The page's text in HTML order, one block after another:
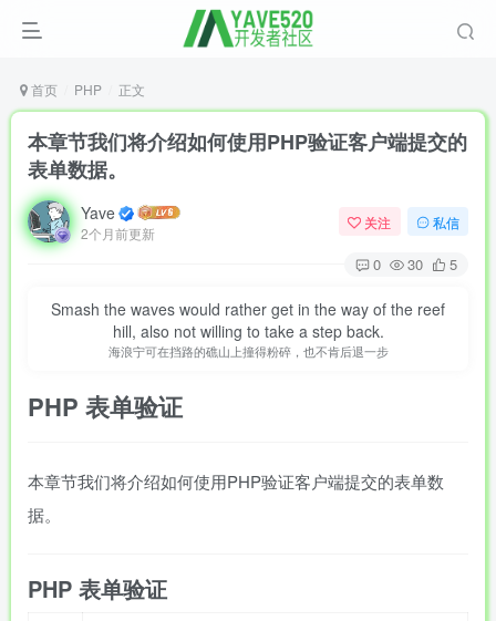
首页 PHP 正文
本章节我们将介绍如何使用PHP验证客户端提交的
表单数据。
Yave
2个月前更新
关注 私信
0 30 5
Smash the waves would rather get in the way of the reef
hill, also not willing to take a step back.
海浪宁可在挡路的礁山上撞得粉碎，也不肯后退一步
PHP 表单验证
本章节我们将介绍如何使用PHP验证客户端提交的表单数
据。
PHP 表单验证